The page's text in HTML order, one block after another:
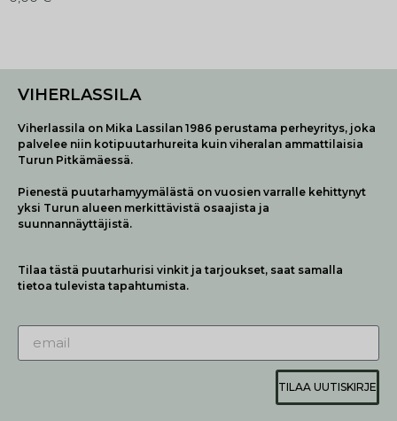
VIHERLASSILA
Viherlassila on Mika Lassilan 1986 perustama perheyritys, joka
palvelee niin kotipuutarhureita kuin viheralan ammattilaisia
Turun Pitkämäessä.
Pienestä puutarhamyymälästä on vuosien varralle kehittynyt
yksi Turun alueen merkittävistä osaajista ja
suunnannäyttäjistä.
Tilaa tästä puutarhurisi vinkit ja tarjoukset, saat samalla
tietoa tulevista tapahtumista.
TILAA UUTISKIRJE